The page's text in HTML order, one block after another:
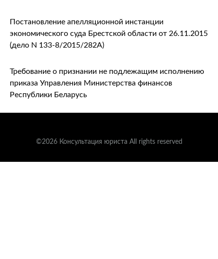
Постановление апелляционной инстанции
экономического суда Брестской области от 26.11.2015
(дело N 133-8/2015/282А)
Требование о признании не подлежащим исполнению
приказа Управления Министерства финансов
Республики Беларусь
©2026 Консультация юриста All rights reserved